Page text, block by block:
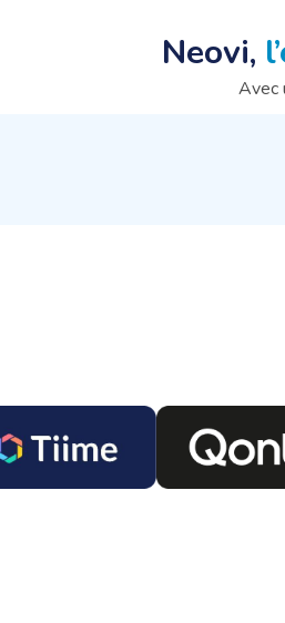
Neovi,
Avec